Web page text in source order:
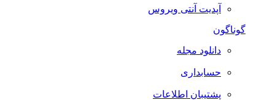
آپدیت آنتی ویروس
گوناگون
دانلود مجله
حسابداری
پشتیبان اطلاعات